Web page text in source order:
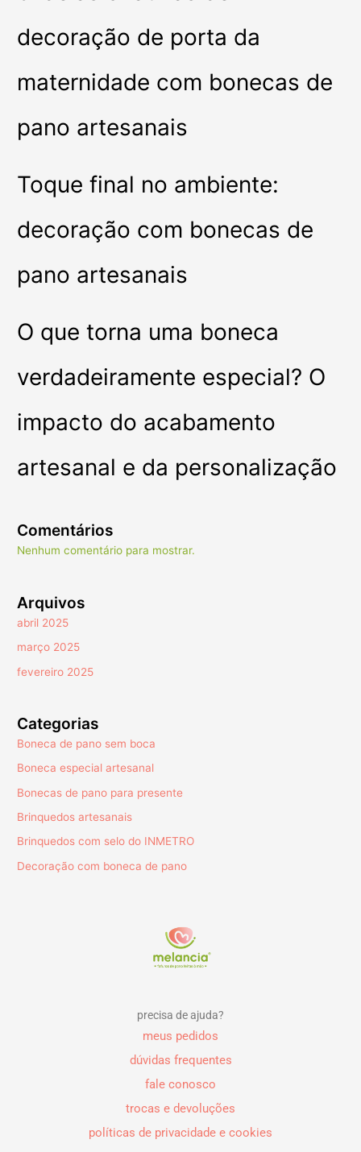
decoração de porta da
maternidade com bonecas de
pano artesanais
Toque final no ambiente:
decoração com bonecas de
pano artesanais
O que torna uma boneca
verdadeiramente especial? O
impacto do acabamento
artesanal e da personalização
Comentários
Nenhum comentário para mostrar.
Arquivos
abril 2025
março 2025
fevereiro 2025
Categorias
Boneca de pano sem boca
Boneca especial artesanal
Bonecas de pano para presente
Brinquedos artesanais
Brinquedos com selo do INMETRO
Decoração com boneca de pano
precisa de ajuda?
meus pedidos
dúvidas frequentes
fale conosco
trocas e devoluções
políticas de privacidade e cookies